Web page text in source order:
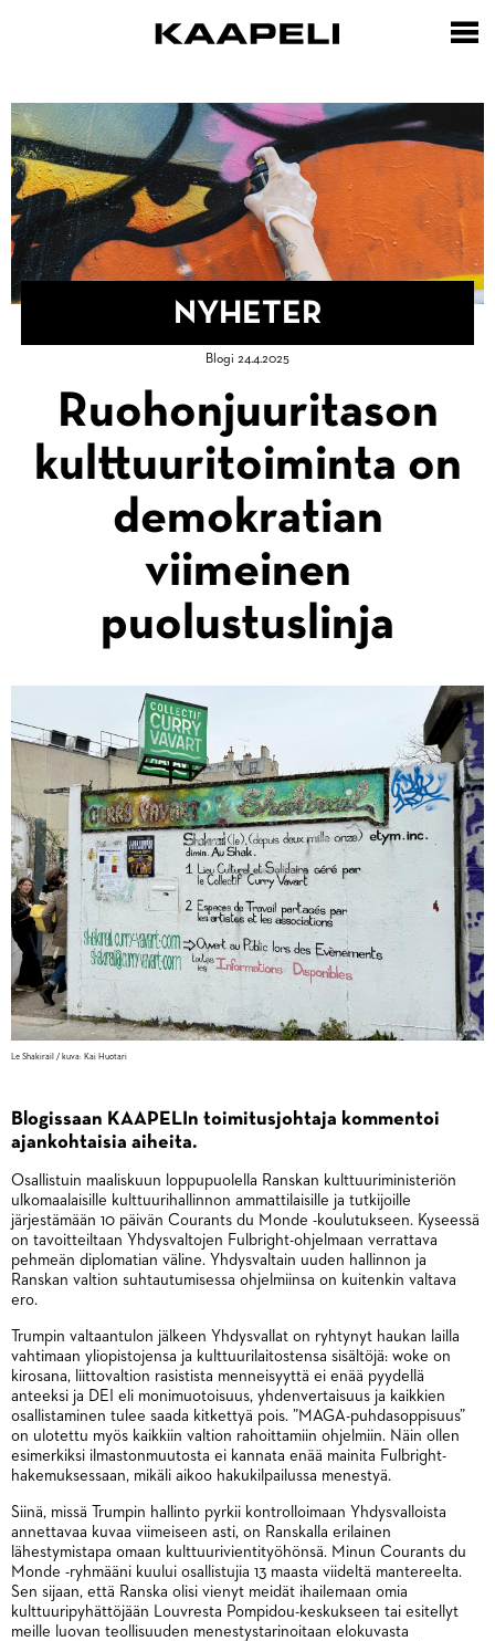
NYHETER
Blogi 24.4.2025
Ruohonjuuritason
kulttuuritoiminta on
demokratian
viimeinen
puolustuslinja
Le Shakirail / kuva: Kai Huotari
Blogissaan KAAPELIn toimitusjohtaja kommentoi
ajankohtaisia aiheita.
Osallistuin maaliskuun loppupuolella Ranskan kulttuuriministeriön
ulkomaalaisille kulttuurihallinnon ammattilaisille ja tutkijoille
järjestämään 10 päivän Courants du Monde -koulutukseen. Kyseessä
on tavoitteiltaan Yhdysvaltojen Fulbright-ohjelmaan verrattava
pehmeän diplomatian väline. Yhdysvaltain uuden hallinnon ja
Ranskan valtion suhtautumisessa ohjelmiinsa on kuitenkin valtava
ero.
Trumpin valtaantulon jälkeen Yhdysvallat on ryhtynyt haukan lailla
vahtimaan yliopistojensa ja kulttuurilaitostensa sisältöjä: woke on
kirosana, liittovaltion rasistista menneisyyttä ei enää pyydellä
anteeksi ja DEI eli monimuotoisuus, yhdenvertaisuus ja kaikkien
osallistaminen tulee saada kitkettyä pois. ”MAGA-puhdasoppisuus”
on ulotettu myös kaikkiin valtion rahoittamiin ohjelmiin. Näin ollen
esimerkiksi ilmastonmuutosta ei kannata enää mainita Fulbright-
hakemuksessaan, mikäli aikoo hakukilpailussa menestyä.
Siinä, missä Trumpin hallinto pyrkii kontrolloimaan Yhdysvalloista
annettavaa kuvaa viimeiseen asti, on Ranskalla erilainen
lähestymistapa omaan kulttuurivientityöhönsä. Minun Courants du
Monde -ryhmääni kuului osallistujia 13 maasta viideltä mantereelta.
Sen sijaan, että Ranska olisi vienyt meidät ihailemaan omia
kulttuuripyhättöjään Louvresta Pompidou-keskukseen tai esitellyt
meille luovan teollisuuden menestystarinoitaan elokuvasta